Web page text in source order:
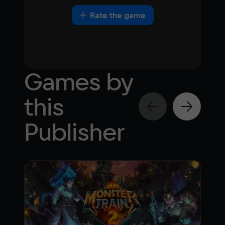
Rate the game
Games by
this
Publisher